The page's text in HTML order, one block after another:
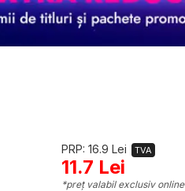
PRP: 16.9 Lei TVA
11.7 Lei
*preț valabil exclusiv online